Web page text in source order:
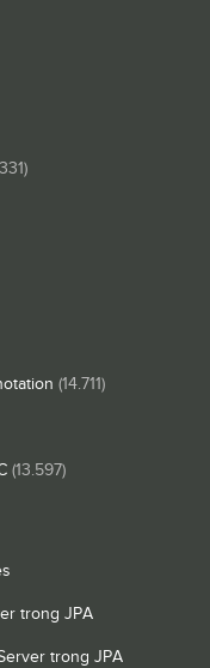
(14.711)
(13.597)
trong JPA
trong JPA